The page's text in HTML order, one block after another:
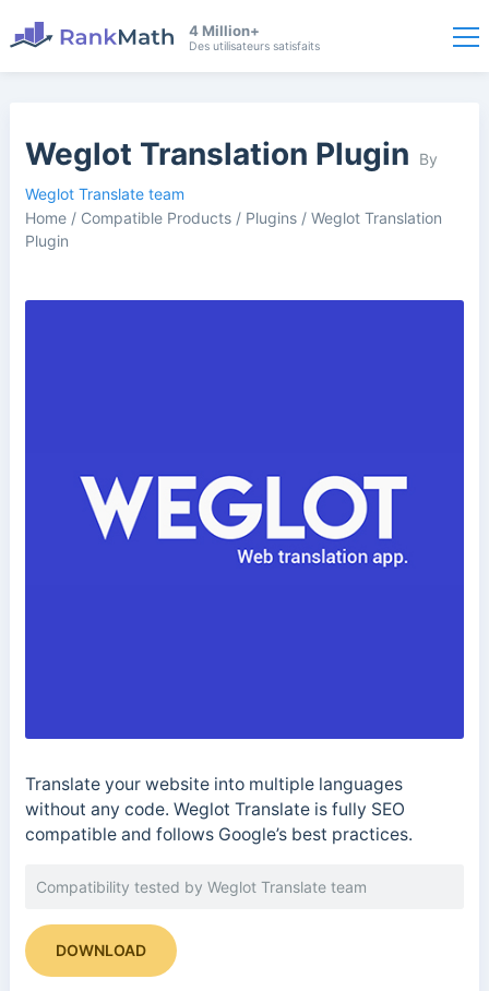
4 Million+
Des utilisateurs satisfaits
Weglot Translation Plugin
By
Weglot Translate team
Home/ Compatible Products/ Plugins/ Weglot Translation
Plugin
Translate your website into multiple languages
without any code. Weglot Translate is fully SEO
compatible and follows Google’s best practices.
Compatibility tested by Weglot Translate team
DOWNLOAD